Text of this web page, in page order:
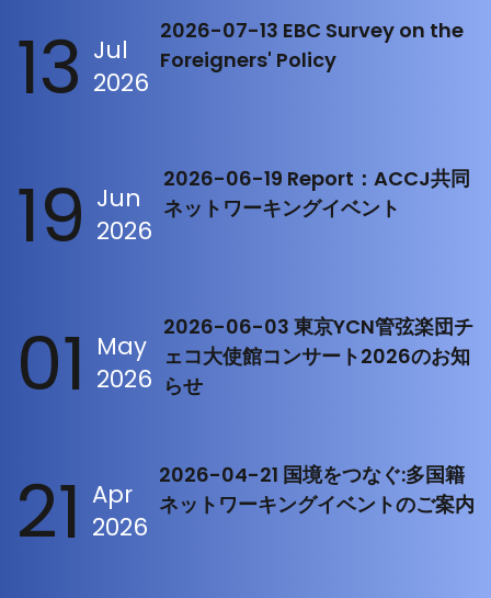
13 Jul
2026
2026-07-13 EBC Survey on the
Foreigners' Policy
19 Jun
2026
2026-06-19 Report：ACCJ共同
ネットワーキングイベント
01 May
2026
2026-06-03 東京YCN管弦楽団チ
ェコ大使館コンサート2026のお知
らせ
21 Apr
2026
2026-04-21 国境をつなぐ:多国籍
ネットワーキングイベントのご案内